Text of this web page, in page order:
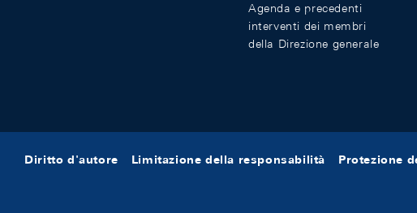
Agenda e precedenti
interventi dei membri
della Direzione generale
Diritto d'autore Limitazione della responsabilità Protezione